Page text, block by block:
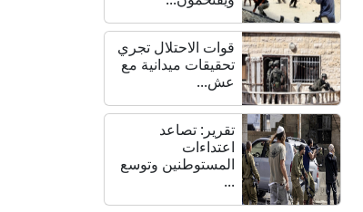
قوات الاحتلال تجري
تحقيقات ميدانية مع
عش...
تقرير: تصاعد
اعتداءات
المستوطنين وتوسع
...